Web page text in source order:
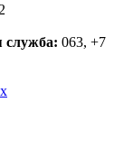
служба: 063, +7